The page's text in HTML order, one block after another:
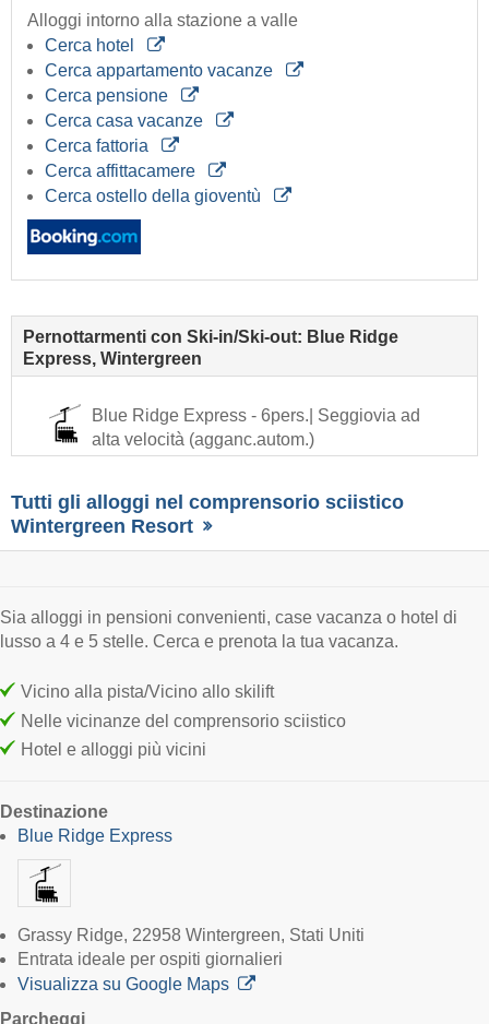
Alloggi intorno alla stazione a valle
Cerca hotel
Cerca appartamento vacanze
Cerca pensione
Cerca casa vacanze
Cerca fattoria
Cerca affittacamere
Cerca ostello della gioventù
Pernottarmenti con Ski-in/Ski-out: Blue Ridge
Express, Wintergreen
Blue Ridge Express - 6pers.| Seggiovia ad
alta velocità (agganc.autom.)
Tutti gli alloggi nel comprensorio sciistico
Wintergreen Resort
Sia alloggi in pensioni convenienti, case vacanza o hotel di
lusso a 4 e 5 stelle. Cerca e prenota la tua vacanza.
Vicino alla pista/Vicino allo skilift
Nelle vicinanze del comprensorio sciistico
Hotel e alloggi più vicini
Destinazione
Blue Ridge Express
Grassy Ridge, 22958 Wintergreen, Stati Uniti
Entrata ideale per ospiti giornalieri
Visualizza su Google Maps
Parcheggi